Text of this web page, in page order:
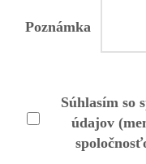
Poznámka
Súhlasím so
údajov